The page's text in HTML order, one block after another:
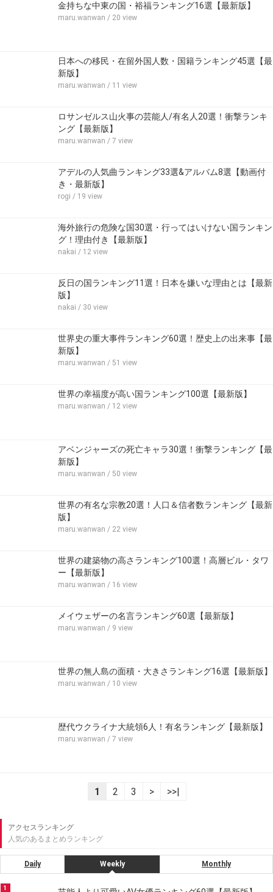
金持ちな中東の国・裕福ランキング16選【最新版】
maru.wanwan / 20 view
日本への移民・在留外国人数・国籍ランキング45選【最
新版】
maru.wanwan / 11 view
ロサンゼルス山火事の芸能人/有名人20選！衝撃ランキ
ング【最新版】
maru.wanwan / 7 view
アデルの人気曲ランキング33選&アルバム8選【動画付
き・最新版】
rogi / 19 view
海外旅行の危険な国30選・行ってはいけない国ランキン
グ！理由付き【最新版】
nakai / 12 view
反日の国ランキング11選！日本を嫌いな理由とは【最新
版】
nakai / 30 view
世界史の重大事件ランキング60選！歴史上の出来事【最
新版】
maru.wanwan / 51 view
世界の幸福度が高い国ランキング100選【最新版】
maru.wanwan / 12 view
アベンジャーズの死亡キャラ30選！衝撃ランキング【最
新版】
maru.wanwan / 50 view
世界の有名な宗教20選！人口＆信者数ランキング【最新
版】
maru.wanwan / 22 view
世界の建築物の高さランキング100選！高層ビル・タワ
ー【最新版】
maru.wanwan / 16 view
メイウェザーの名言ランキング60選【最新版】
maru.wanwan / 9 view
世界の無人島の面積・大きさランキング16選【最新版】
maru.wanwan / 10 view
歴代ウクライナ大統領6人！有名ランキング【最新版】
maru.wanwan / 7 view
1 2 3 > >>|
アクセスランキング
人気のあるまとめランキング
Daily Weekly Monthly
1